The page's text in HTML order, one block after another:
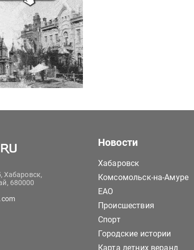
Хабаровск,
680000
Новости
Хабаровск
Комсомольск-на-Амуре
ЕАО
Происшествия
Спорт
Городские истории
Карта летних веранд